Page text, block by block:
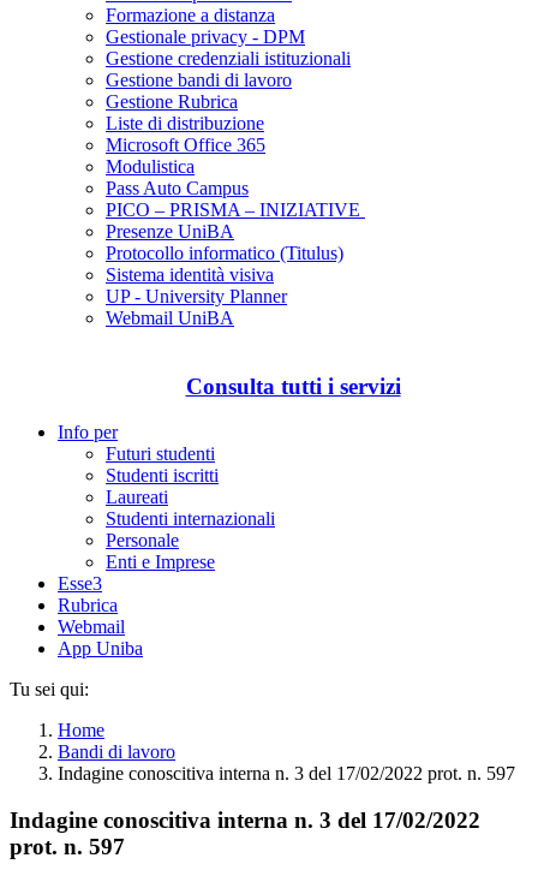
Formazione a distanza
Gestionale privacy - DPM
Gestione credenziali istituzionali
Gestione bandi di lavoro
Gestione Rubrica
Liste di distribuzione
Microsoft Office 365
Modulistica
Pass Auto Campus
PICO – PRISMA – INIZIATIVE
Presenze UniBA
Protocollo informatico (Titulus)
Sistema identità visiva
UP - University Planner
Webmail UniBA
Consulta tutti i servizi
Info per
Futuri studenti
Studenti iscritti
Laureati
Studenti internazionali
Personale
Enti e Imprese
Esse3
Rubrica
Webmail
App Uniba
Tu sei qui:
Home
Bandi di lavoro
Indagine conoscitiva interna n. 3 del 17/02/2022 prot. n. 597
Indagine conoscitiva interna n. 3 del 17/02/2022
prot. n. 597